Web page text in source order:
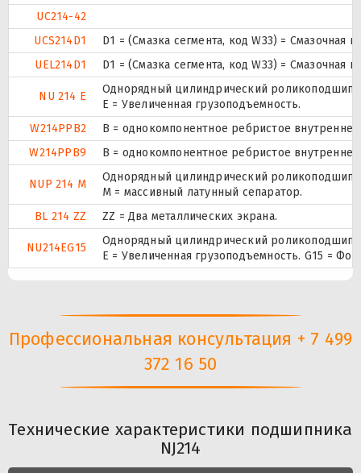
UC214-42
UCS214D1
D1 = (Смазка сегмента, код W33) =
UEL214D1
D1 = (Смазка сегмента, код W33) =
NU 214 E
Однорядный цилиндрический
Е = Увеличенная грузоподъемность.
W214PPB2
B = однокомпонентное ребристое
W214PPB9
B = однокомпонентное ребристое
NUP 214 M
Однорядный цилиндрический
M = массивный латунный сепаратор.
BL 214 ZZ
ZZ = Два металлических экрана.
NU214EG15
Однорядный цилиндрический
E = Увеличенная грузоподъемность. G15 =
Профессиональная консультация + 7 499
372 16 50
Технические характеристики подшипника
NJ214